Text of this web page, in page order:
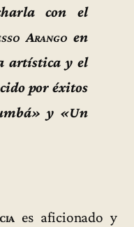
con el
Arangoen
artística y el
por éxitos
y «Un
es aficionado y